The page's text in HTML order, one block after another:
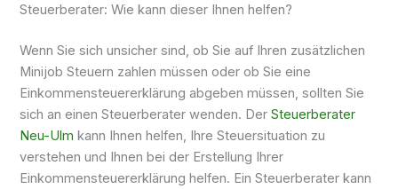
Steuerberater: Wie kann dieser Ihnen helfen?
Wenn Sie sich unsicher sind, ob Sie auf Ihren zusätzlichen
Minijob Steuern zahlen müssen oder ob Sie eine
Einkommensteuererklärung abgeben müssen, sollten Sie
sich an einen Steuerberater wenden. DerSteuerberater
Neu-Ulm kann Ihnen helfen, Ihre Steuersituation zu
verstehen und Ihnen bei der Erstellung Ihrer
Einkommensteuererklärung helfen. Ein Steuerberater kann